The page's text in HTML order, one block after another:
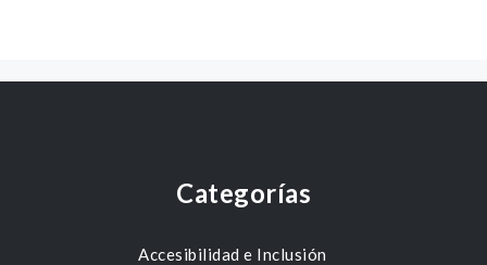
Categorías
Accesibilidad e Inclusión